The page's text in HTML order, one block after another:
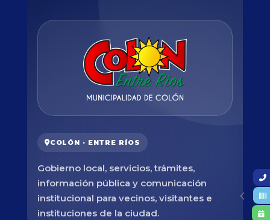
COLÓN · ENTRE RÍOS
Gobierno local, servicios, trámites,
información pública y comunicación
institucional para vecinos, visitantes e
instituciones de la ciudad.